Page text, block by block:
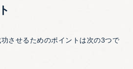
させるためのポイントは次の3つで